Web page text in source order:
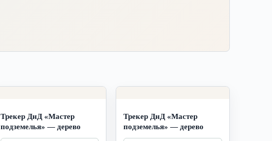
Трекер ДнД «Мастер
подземелья» — дерево
Трекер ДнД «Мастер
подземелья» — дерево